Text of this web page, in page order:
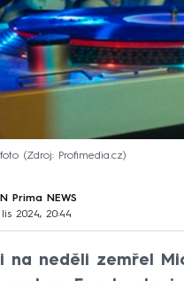
Zdroj: Profimedia.cz
Prima NEWS
lis 2024, 20:44
na neděli zemřel